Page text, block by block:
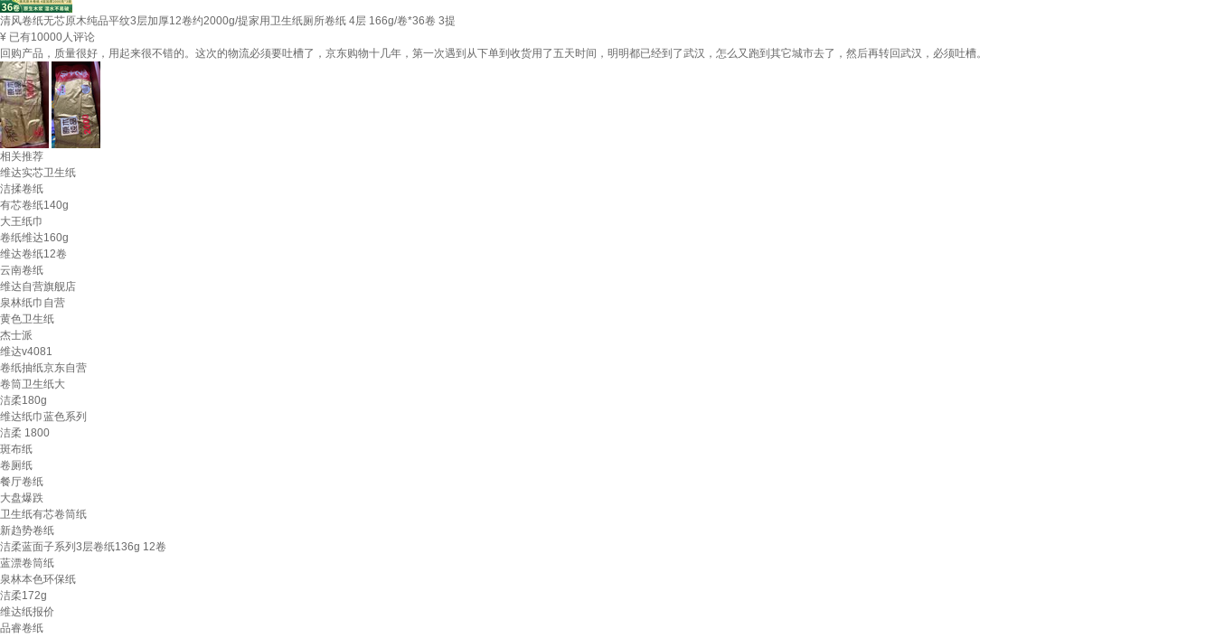
清风卷纸无芯原木纯品平纹3层加厚12卷约2000g/提家用卫生纸厕所卷纸 4层 166g/卷*36卷 3提
¥ 已有10000人评论
回购产品，质量很好，用起来很不错的。这次的物流必须要吐槽了，京东购物十几年，第一次遇到从下单到收货用了五天时间，明明都已经到了武汉，怎么又跑到其它城市去了，然后再转回武汉，必须吐槽。
相关推荐
维达实芯卫生纸
洁揉卷纸
有芯卷纸140g
大王纸巾
卷纸维达160g
维达卷纸12卷
云南卷纸
维达自营旗舰店
泉林纸巾自营
黄色卫生纸
杰士派
维达v4081
卷纸抽纸京东自营
卷筒卫生纸大
洁柔180g
维达纸巾蓝色系列
洁柔 1800
斑布纸
卷厕纸
餐厅卷纸
大盘爆跌
卫生纸有芯卷筒纸
新趋势卷纸
洁柔蓝面子系列3层卷纸136g 12卷
蓝漂卷筒纸
泉林本色环保纸
洁柔172g
维达纸报价
品睿卷纸